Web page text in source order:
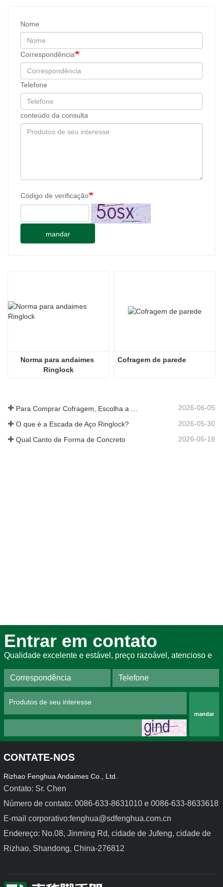
Nome
Correspondência
Telefone
conteúdo da consulta
Código de verificação
mandar
Norma para andaimes
Ringlock
Cofragem de parede
2026-06-05
O que é a Escada de Aço Ringlock? 2026-05-30
Qual Canto de Forma de Concreto 2026-05-18
Cofragens de aço leves
Cofragem de liga de
alumínio
Entrar em contato
Qualidade excelente e estável, preço razoável, atencioso e
mandar
CONTATE-NOS
Rizhao Fenghua Andaimes Co., Ltd.
Contato: Sr. Chen
Número de contato: 0086-633-8631010 e 0086-633-8633618
E-mail corporativo:fenghua@sdfenghua.com.cn
Endereço: No.08, Jinming Rd, cidade de Jufeng, cidade de
Rizhao, Shandong, China-276812